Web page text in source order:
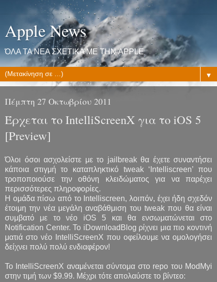
Apple News
ΌΛΑ ΤΑ ΝΕΑ ΣΧΕΤΙΚΑ ΜΕ ΤΗΝ APPLE
▼
Πέμπτη 27 Οκτωβρίου 2011
Έρχεται το IntelliScreenX για το iOS 5
[Preview]
Όλοι όσοι ασχολείστε με το jailbreak θα έχετε συναντήσει
κάποια στιγμή το καταπληκτικό tweak ‘Intelliscreen’ που
τροποποιούσε την οθόνη κλειδώματος για να παρέχει
περισσότερες πληροφορίες.
Η ομάδα πίσω από το Intelliscreen, λοιπόν, έχει ήδη σχεδόν
έτοιμη την νέα μεγάλη αναβάθμιση του tweak που θα είναι
συμβατό με το νέο iOS 5 και θα ενσωματώνεται στο
Notification Center. To iDownloadBlog ρίχνει μια πιο κοντινή
ματιά στο νέο IntelliScreenX που οφείλουμε να ομολογήσει
δείχνει πολύ πολύ ενδιαφέρον!
Το IntelliScreenX αναμένεται σύντομα στο repo του ModMyi
στην τιμή των $9.99. Μέχρι τότε απολαύστε το βίντεο: